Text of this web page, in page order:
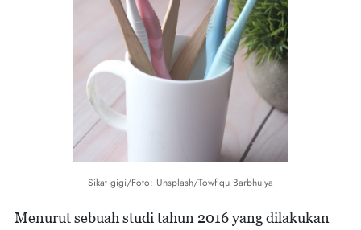
Sikat gigi/Foto: Unsplash/Towfiqu Barbhuiya
Menurut sebuah studi tahun 2016 yang dilakukan